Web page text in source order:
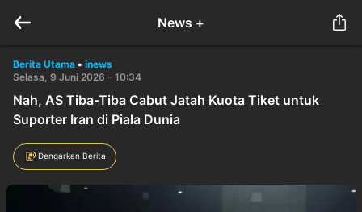
News +
Berita Utama • inews
Selasa, 9 Juni 2026 - 10:34
Nah, AS Tiba-Tiba Cabut Jatah Kuota Tiket untuk
Suporter Iran di Piala Dunia
Dengarkan Berita